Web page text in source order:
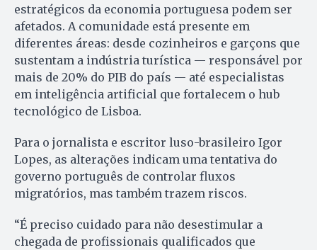
estratégicos da economia portuguesa podem ser
afetados. A comunidade está presente em
diferentes áreas: desde cozinheiros e garçons que
sustentam a indústria turística — responsável por
mais de 20% do PIB do país — até especialistas
em inteligência artificial que fortalecem o hub
tecnológico de Lisboa.
Para o jornalista e escritor luso-brasileiro Igor
Lopes, as alterações indicam uma tentativa do
governo português de controlar fluxos
migratórios, mas também trazem riscos.
“É preciso cuidado para não desestimular a
chegada de profissionais qualificados que